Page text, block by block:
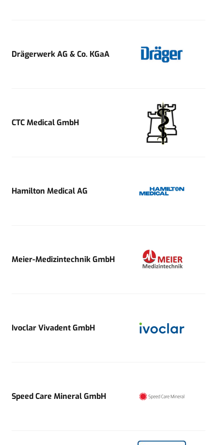
Drägerwerk AG & Co. KGaA
CTC Medical GmbH
Hamilton Medical AG
Meier-Medizintechnik GmbH
Ivoclar Vivadent GmbH
Speed Care Mineral GmbH